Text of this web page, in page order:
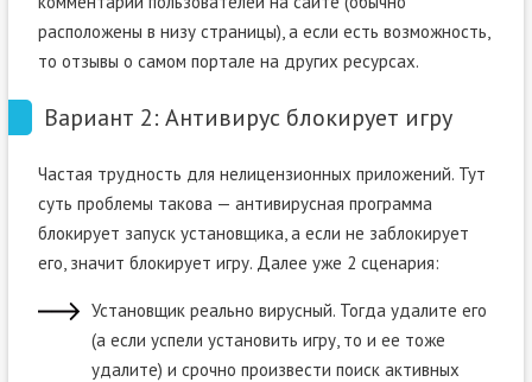
расположены в низу страницы), а если есть возможность,
то отзывы о самом портале на других ресурсах.
Вариант 2: Антивирус блокирует игру
Частая трудность для нелицензионных приложений. Тут
суть проблемы такова — антивирусная программа
блокирует запуск установщика, а если не заблокирует
его, значит блокирует игру. Далее уже 2 сценария:
Установщик реально вирусный. Тогда удалите его
(а если успели установить игру, то и ее тоже
удалите) и срочно произвести поиск активных